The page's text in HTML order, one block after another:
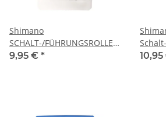
Shimano
SCHALT-/FÜHRUNGSROLLEN
SATZ RD
9,95 € *
RD-